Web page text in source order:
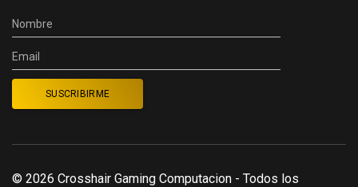
© 2026 Crosshair Gaming Computacion - Todos los